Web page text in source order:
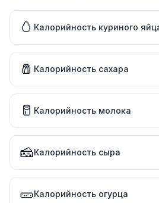
🥚 Калорийность куриного
🧂 Калорийность сахара
🥛 Калорийность молока
🧀Калорийность сыра
🥒Калорийность огурца